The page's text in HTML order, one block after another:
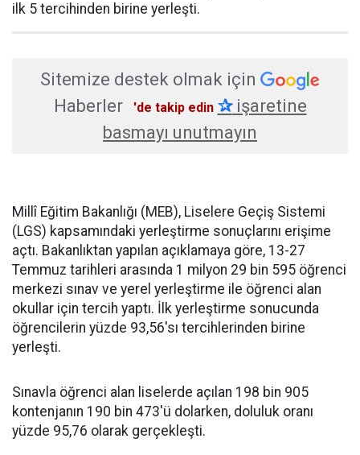
ilk 5 tercihinden birine yerleşti.
Sitemize destek olmak için
Haberler
'de takip edin ✰işaretine
basmayı unutmayın
Millî Eğitim Bakanlığı (MEB), Liselere Geçiş Sistemi
(LGS) kapsamındaki yerleştirme sonuçlarını erişime
açtı. Bakanlıktan yapılan açıklamaya göre, 13-27
Temmuz tarihleri arasında 1 milyon 29 bin 595 öğrenci
merkezi sınav ve yerel yerleştirme ile öğrenci alan
okullar için tercih yaptı. İlk yerleştirme sonucunda
öğrencilerin yüzde 93,56'sı tercihlerinden birine
yerleşti.
Sınavla öğrenci alan liselerde açılan 198 bin 905
kontenjanın 190 bin 473'ü dolarken, doluluk oranı
yüzde 95,76 olarak gerçekleşti.